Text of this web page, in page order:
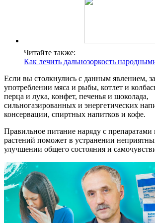
Читайте также:
Как лечить дальнозоркость
Если вы столкнулись с данным явлением,
употреблении мяса и рыбы, котлет и
перца и лука, конфет, печенья и шоколада,
сильногазированных и энергетических
консервации, спиртных напитков и кофе.
Правильное питание наряду с препаратами
растений поможет в устранении
улучшении общего состояния и